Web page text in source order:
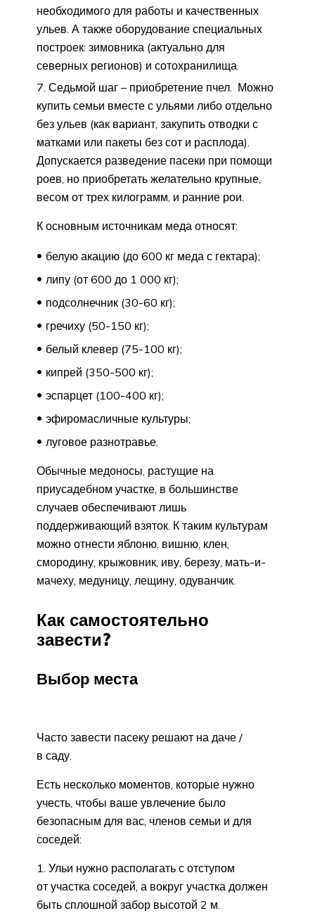
необходимого для работы и качественных
ульев. А также оборудование специальных
построек: зимовника (актуально для
северных регионов) и сотохранилища.
Седьмой шаг – приобретение пчел. Можно
купить семьи вместе с ульями либо отдельно
без ульев (как вариант, закупить отводки с
матками или пакеты без сот и расплода).
Допускается разведение пасеки при помощи
роев, но приобретать желательно крупные,
весом от трех килограмм, и ранние рои.
К основным источникам меда относят:
белую акацию (до 600 кг меда с гектара);
липу (от 600 до 1 000 кг);
подсолнечник (30-60 кг);
гречиху (50-150 кг);
белый клевер (75-100 кг);
кипрей (350-500 кг);
эспарцет (100-400 кг);
эфиромасличные культуры;
луговое разнотравье.
Обычные медоносы, растущие на
приусадебном участке, в большинстве
случаев обеспечивают лишь
поддерживающий взяток. К таким культурам
можно отнести яблоню, вишню, клен,
смородину, крыжовник, иву, березу, мать-и-
мачеху, медуницу, лещину, одуванчик.
Как самостоятельно
завести?
Выбор места
Часто завести пасеку решают на даче /
в саду.
Есть несколько моментов, которые нужно
учесть, чтобы ваше увлечение было
безопасным для вас, членов семьи и для
соседей:
Ульи нужно располагать с отступом
от участка соседей, а вокруг участка должен
быть сплошной забор высотой 2 м.